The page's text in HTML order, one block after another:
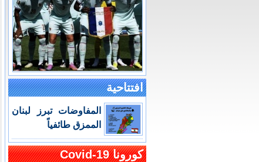
افتتاحية
المفاوضات تبرز لبنان
الممزق طائفياً
كورونا Covid-19